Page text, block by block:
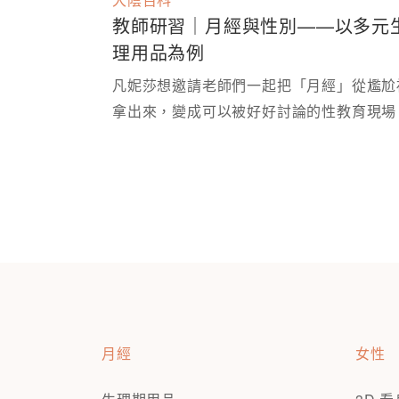
教師研習｜月經與性別——以多元
理用品為例
凡妮莎想邀請老師們一起把「月經」從尷
月經 女性